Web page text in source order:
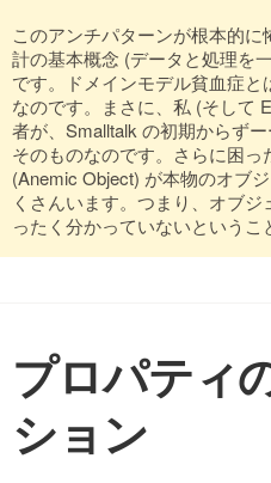
このアンチパターンが根本的
計の基本概念 (データと処理を
です。ドメインモデル貧血症
なのです。まさに、私 (そして
者が、Smalltalk の初期からず
そのものなのです。さらに困っ
(Anemic Object) が本物のオブ
くさんいます。つまり、オブ
ったく分かっていないというこ
プロパティ
ション